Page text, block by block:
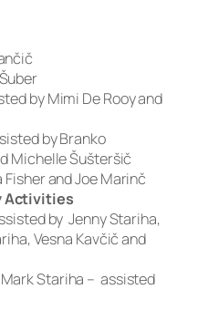
by Mimi De Rooy and
by Branko
Michelle Šušteršič
Fisher and Joe Marinč
Activities
by Jenny Stariha,
Vesna Kavčič and
Mark Stariha – assisted